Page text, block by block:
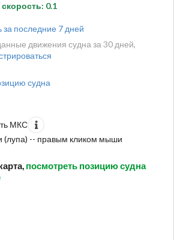
скорость: 0.1
за последние 7 дней
движения судна за 30 дней,
судна
МКС
(лупа) -- правым кликом мыши
посмотреть позицию судна